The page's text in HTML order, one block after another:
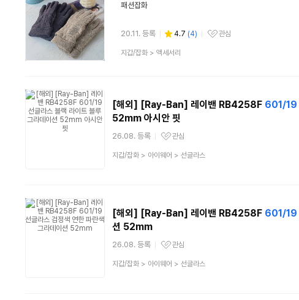
패션잡화
20.11. 등록 4.7 (4)
관심상품
관심
상
지갑/잡화> 액세서리
[해외] [Ray-Ban] 레이밴 RB4258F 601/19
52mm 아시안 핏
26.08. 등록
관심상품
관심
상
지갑/잡화> 아이웨어 > 선글라스
[해외] [Ray-Ban] 레이밴 RB4258F 601/19
션 52mm
26.08. 등록
관심상품
관심
상
지갑/잡화> 아이웨어 > 선글라스